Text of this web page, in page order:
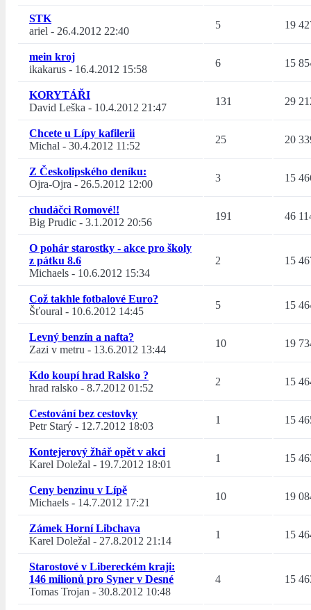
STK
ariel - 26.4.2012 22:40
5 19
mein kroj
ikakarus - 16.4.2012 15:58
6 15
KORYTÁŘI
David Leška - 10.4.2012 21:47
131 29
Chcete u Lípy kafilerii
Michal - 30.4.2012 11:52
25 20
Z Českolipského deníku:
Ojra-Ojra - 26.5.2012 12:00
3 15
chudáčci Romové!!
Big Prudic - 3.1.2012 20:56
191 46
O pohár starostky - akce pro školy
z pátku 8.6
Michaels - 10.6.2012 15:34
2 15
Což takhle fotbalové Euro?
Šťoural - 10.6.2012 14:45
5 15
Levný benzín a nafta?
Zazi v metru - 13.6.2012 13:44
10 19
Kdo koupí hrad Ralsko ?
hrad ralsko - 8.7.2012 01:52
2 15
Cestování bez cestovky
Petr Starý - 12.7.2012 18:03
1 15
Kontejerový žhář opět v akci
Karel Doležal - 19.7.2012 18:01
1 15
Ceny benzinu v Lípě
Michaels - 14.7.2012 17:21
10 19
Zámek Horní Libchava
Karel Doležal - 27.8.2012 21:14
1 15
Starostové v Libereckém kraji:
146 milionů pro Syner v Desné
Tomas Trojan - 30.8.2012 10:48
4 15